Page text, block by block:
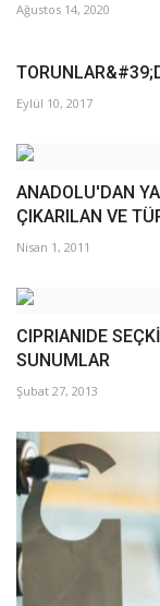
Ağustos 14, 2020
Eylül 10, 2017
ANADOLU'DAN
ÇIKARILAN VE
Nisan 1, 2011
CIPRIANIDE
SUNUMLAR
Şubat 27, 2013